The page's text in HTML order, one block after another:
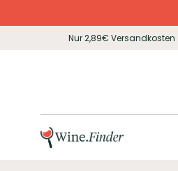
Nur 2,89€ Versandkosten